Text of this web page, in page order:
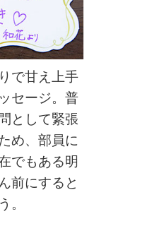
で甘え上手
セージ。普
として緊張
め、部員に
でもある明
前にすると
。